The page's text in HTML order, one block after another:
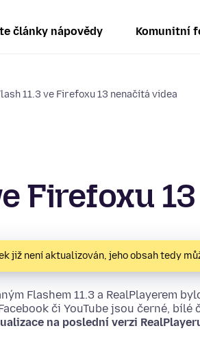
články nápovědy Komunitní
11.3 ve Firefoxu 13 nenačítá videa
Firefoxu
již není aktualizován, jeho obsah tedy
Flashem 11.3 a RealPlayerem
či YouTube jsou černé, bílé
na poslední verzi